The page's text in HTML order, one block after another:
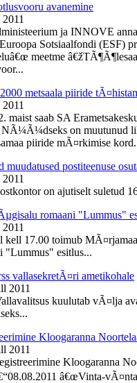
avanemine
ja INNOVE
Sotsiaalfondi (ESF)
meetme
metsaala piiride
maist saab SA
NÃ¼Ã¼dseks on muutunud
piiride mÃ¤rkimise
muudatused postiteenuse
on ajutiselt suletud
romaani "Lummus"
kell 17.00 toimub
"Lummus" esitlus...
vallasekretÃ¤ri ametikohale
2011
kuulutab vÃ¤lja
Kloogaranna
2011
Kloogaranna
â€œVinta-